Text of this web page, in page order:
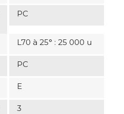
PC
L70 à 25° : 25 000 u
PC
E
3